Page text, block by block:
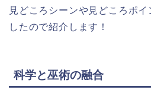
見どころシーンや見どころポ
したので紹介します！
科学と巫術の融合